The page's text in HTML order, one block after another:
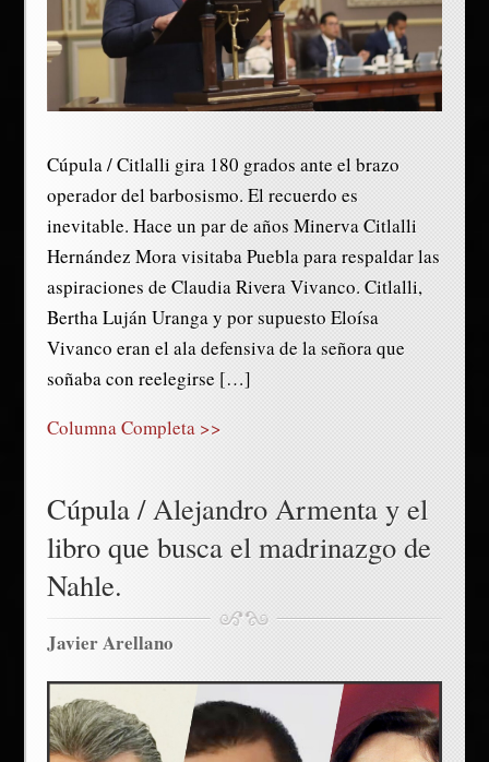
Cúpula / Citlalli gira 180 grados ante el brazo
operador del barbosismo. El recuerdo es
inevitable. Hace un par de años Minerva Citlalli
Hernández Mora visitaba Puebla para respaldar las
aspiraciones de Claudia Rivera Vivanco. Citlalli,
Bertha Luján Uranga y por supuesto Eloísa
Vivanco eran el ala defensiva de la señora que
soñaba con reelegirse […]
Columna Completa >>
Cúpula / Alejandro Armenta y el
libro que busca el madrinazgo de
Nahle.
Javier Arellano